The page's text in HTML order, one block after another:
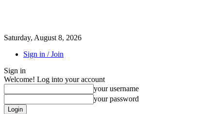
Saturday, August 8, 2026
Sign in / Join
Sign in
Welcome! Log into your account
your username
your password